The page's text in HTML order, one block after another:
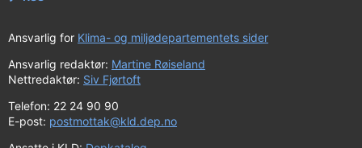
Ansvarlig for Klima- og miljødepartementets sider
Ansvarlig redaktør: Martine Røiseland
Nettredaktør: Siv Fjørtoft
Telefon: 22 24 90 90
E-post: postmottak@kld.dep.no